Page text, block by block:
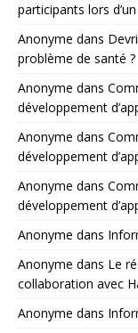
participants lors
Anonyme dans
problème de santé ?
Anonyme dans
développement
Anonyme dans
développement
Anonyme dans
développement
Anonyme dans
Anonyme dans Le
collaboration avec
Anonyme dans